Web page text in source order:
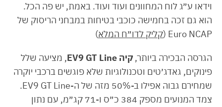
וידאו ע״ג לוח המחוונים ועוד ועוד. באמת, יש פה הכל.
הוא גם זכה בחמישה כוכבי בטיחות במבחני הריסוק של
Euro NCAP ( קליק לדו״ח המלא)
הגרסה הבכירה ביותר,קיה EV9 GT Line
, מציעה שלל
פינוקים, גאדג׳טים וטכנולוגיות שלא פוגשים ברכבי יוקרה
שמחירם גבוה אפילו ב-50% מזה של ה-EV9 GT Line.
צמד המנועים מספק 384 כ״ס ו-71 קג״מ, עם נתון